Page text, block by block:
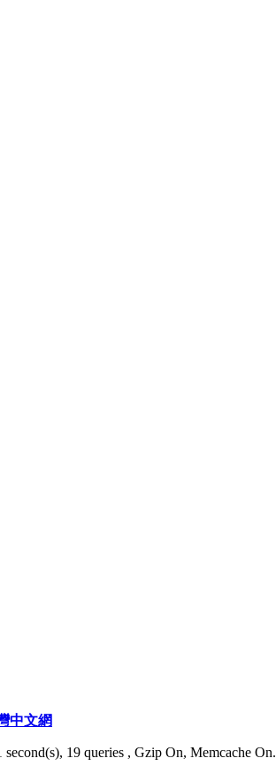
中文網
second(s), 19 queries , Gzip On, Memcache On.